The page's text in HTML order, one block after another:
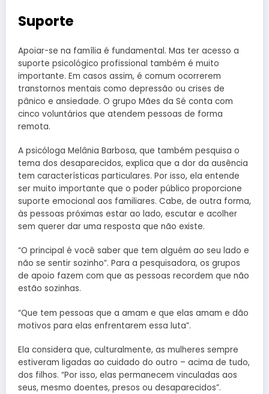
Suporte
Apoiar-se na família é fundamental. Mas ter acesso a
suporte psicológico profissional também é muito
importante. Em casos assim, é comum ocorrerem
transtornos mentais como depressão ou crises de
pânico e ansiedade. O grupo Mães da Sé conta com
cinco voluntários que atendem pessoas de forma
remota.
A psicóloga Melânia Barbosa, que também pesquisa o
tema dos desaparecidos, explica que a dor da ausência
tem características particulares. Por isso, ela entende
ser muito importante que o poder público proporcione
suporte emocional aos familiares. Cabe, de outra forma,
às pessoas próximas estar ao lado, escutar e acolher
sem querer dar uma resposta que não existe.
“O principal é você saber que tem alguém ao seu lado e
não se sentir sozinho”. Para a pesquisadora, os grupos
de apoio fazem com que as pessoas recordem que não
estão sozinhas.
“Que tem pessoas que a amam e que elas amam e dão
motivos para elas enfrentarem essa luta”.
Ela considera que, culturalmente, as mulheres sempre
estiveram ligadas ao cuidado do outro – acima de tudo,
dos filhos. “Por isso, elas permanecem vinculadas aos
seus, mesmo doentes, presos ou desaparecidos”.